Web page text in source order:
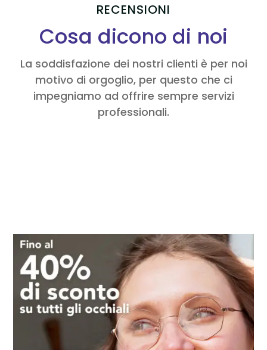
RECENSIONI
Cosa dicono di noi
La soddisfazione dei nostri clienti è per noi
motivo di orgoglio, per questo che ci
impegniamo ad offrire sempre servizi
professionali.